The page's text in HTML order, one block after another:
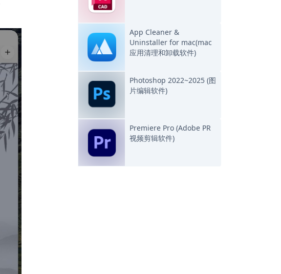
App Cleaner &
Uninstaller for mac(mac
应用清理和卸载软件)
Photoshop 2022~2025 (图
片编辑软件)
Premiere Pro (Adobe PR
视频剪辑软件)